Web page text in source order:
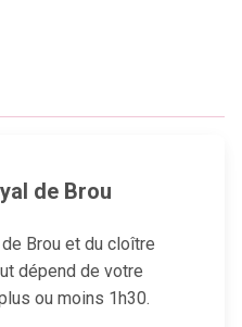
de Brou
Brou et du cloître
dépend de votre
ou moins 1h30.